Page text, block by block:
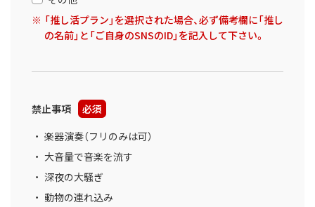
「推し活プラン」を選択された場合、必ず備考欄に「推し
の名前」と「ご自身のSNSのID」を記入して下さい。
禁止事項
必須
楽器演奏（フリのみは可）
大音量で音楽を流す
深夜の大騒ぎ
動物の連れ込み